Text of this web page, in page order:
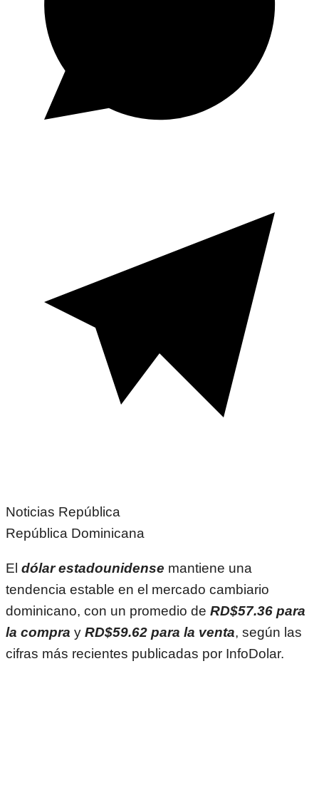
Noticias República
República Dominicana
El dólar estadounidense mantiene una
tendencia estable en el mercado cambiario
dominicano, con un promedio de RD$57.36 para
la compra y RD$59.62 para la venta, según las
cifras más recientes publicadas por InfoDolar.